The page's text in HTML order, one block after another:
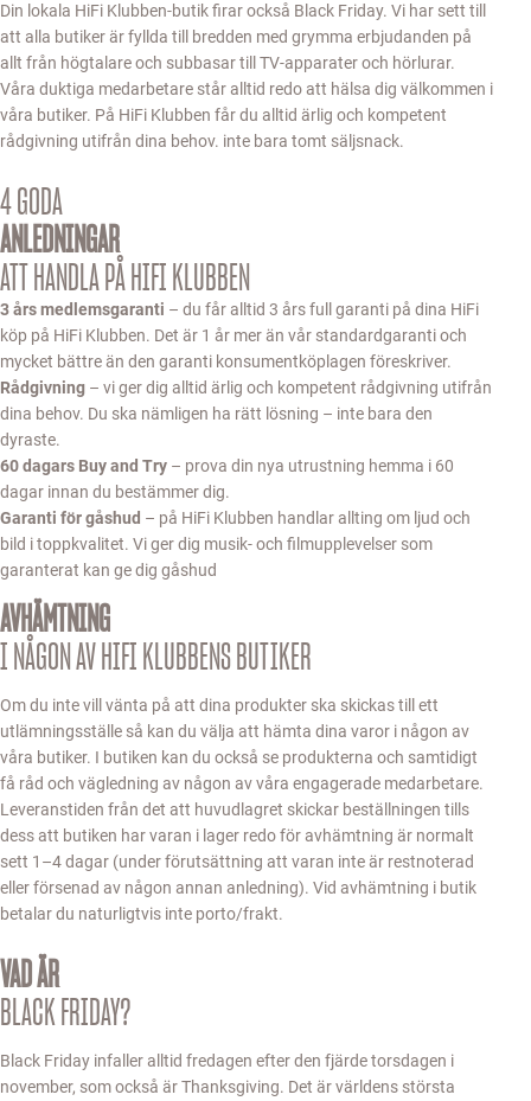
Din lokala HiFi Klubben-butik firar också Black Friday. Vi har sett till
att alla butiker är fyllda till bredden med grymma erbjudanden på
allt från högtalare och subbasar till TV-apparater och hörlurar.
Våra duktiga medarbetare står alltid redo att hälsa dig välkommen i
våra butiker. På HiFi Klubben får du alltid ärlig och kompetent
rådgivning utifrån dina behov. inte bara tomt säljsnack.
4 GODA
ANLEDNINGAR
ATT HANDLA PÅ HIFI KLUBBEN
3 års medlemsgaranti – du får alltid 3 års full garanti på dina HiFi
köp på HiFi Klubben. Det är 1 år mer än vår standardgaranti och
mycket bättre än den garanti konsumentköplagen föreskriver.
Rådgivning – vi ger dig alltid ärlig och kompetent rådgivning utifrån
dina behov. Du ska nämligen ha rätt lösning – inte bara den
dyraste.
60 dagars Buy and Try – prova din nya utrustning hemma i 60
dagar innan du bestämmer dig.
Garanti för gåshud – på HiFi Klubben handlar allting om ljud och
bild i toppkvalitet. Vi ger dig musik- och filmupplevelser som
garanterat kan ge dig gåshud
AVHÄMTNING
I NÅGON AV HIFI KLUBBENS BUTIKER
Om du inte vill vänta på att dina produkter ska skickas till ett
utlämningsställe så kan du välja att hämta dina varor i någon av
våra butiker. I butiken kan du också se produkterna och samtidigt
få råd och vägledning av någon av våra engagerade medarbetare.
Leveranstiden från det att huvudlagret skickar beställningen tills
dess att butiken har varan i lager redo för avhämtning är normalt
sett 1–4 dagar (under förutsättning att varan inte är restnoterad
eller försenad av någon annan anledning). Vid avhämtning i butik
betalar du naturligtvis inte porto/frakt.
VAD ÄR
BLACK FRIDAY?
Black Friday infaller alltid fredagen efter den fjärde torsdagen i
november, som också är Thanksgiving. Det är världens största